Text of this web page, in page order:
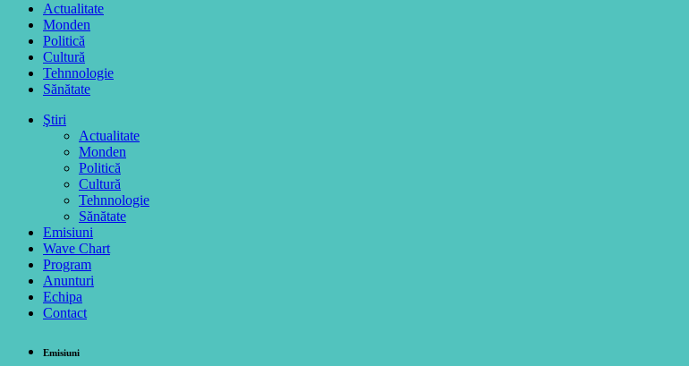
Actualitate
Monden
Politică
Cultură
Tehnnologie
Sănătate
Ştiri
Actualitate
Monden
Politică
Cultură
Tehnnologie
Sănătate
Emisiuni
Wave Chart
Program
Anunturi
Echipa
Contact
Emisiuni